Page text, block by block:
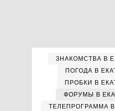
ЗНАКОМСТВА В
ПОГОДА В
ПРОБКИ В
ФОРУМЫ В
ТЕЛЕПРОГРАММА